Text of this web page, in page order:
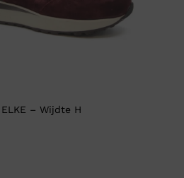
– Wijdte H